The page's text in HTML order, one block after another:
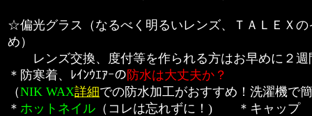
☆偏光グラス（なるべく明るいレンズ、ＴＡＬＥＸ
め）
レンズ交換、度付等を作られる方はお早めに２週
＊防寒着、ﾚｲﾝｳｴｱｰの防水は大丈夫か？
（NIK WAX詳細での防水加工がおすすめ！洗濯機で
＊ ホットネイル （コレは忘れずに！) ＊キャッ